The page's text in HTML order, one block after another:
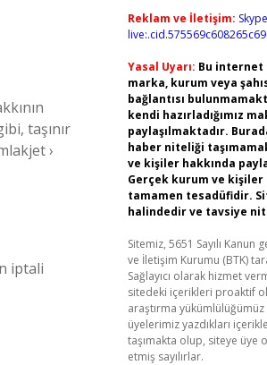
taşınır
›
iptali
Reklam ve İletişim:
live:.cid.575569c608265c69
Yasal Uyarı: Bu internet
marka, kurum veya
bağlantısı
kendi hazırladığımız
paylaşılmaktadır.
haber niteliği
ve kişiler hakkında
Gerçek kurum ve
tamamen tesadüfidir.
halindedir ve tavsiye
Sitemiz, 5651 Sayılı
ve İletişim Kurumu (BTK)
Sağlayıcı olarak hizmet
sitedeki içerikleri proaktif
araştırma
üyelerimiz yazdıkları
taşımakta olup, siteye üye
etmiş sayılırlar.